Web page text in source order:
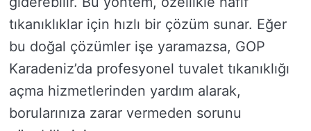
tıkanıklıklar için hızlı bir çözüm sunar. Eğer
bu doğal çözümler işe yaramazsa, GOP
Karadeniz’da profesyonel tuvalet tıkanıklığı
açma hizmetlerinden yardım alarak,
borularınıza zarar vermeden sorunu